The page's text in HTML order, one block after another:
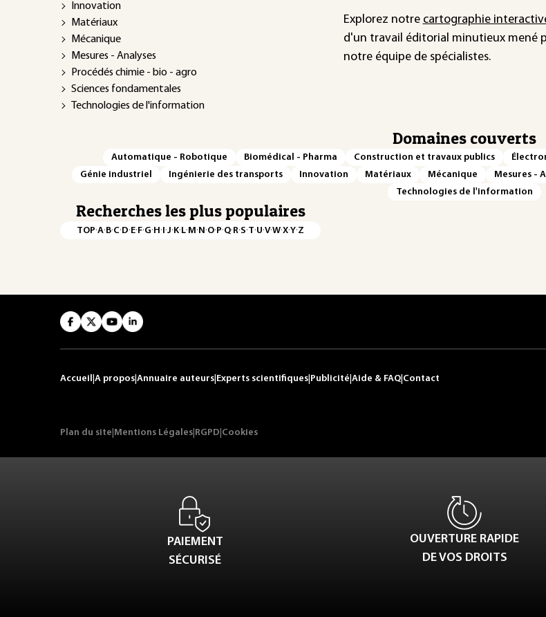
Innovation
Matériaux
Mécanique
Mesures - Analyses
Procédés chimie - bio - agro
Sciences fondamentales
Technologies de l'information
Explorez notre cartographie
d'un travail éditorial minutieux mené
notre équipe de spécialistes.
Domaines couverts
Automatique - Robotique Biomédical - Pharma Construction et travaux publics
Génie industriel
Ingénierie des transports Innovation Matériaux Mécanique Mesures -
Technologies de l'information
Recherches les plus populaires
TOP·A·B·C·D·E·F·G·H·I·J·K·L·M·N·O·P·Q·R·S·T·U·V·W·X·Y·Z
Accueil A propos Annuaire auteurs Experts scientifiques Publicité Aide & FAQ Contact
Plan du site Mentions Légales RGPD Cookies
PAIEMENT
SÉCURISÉ
OUVERTURE RAPIDE
DE VOS DROITS